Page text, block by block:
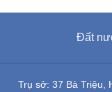
Đất
Trụ sở: 37 Bà Triệu,